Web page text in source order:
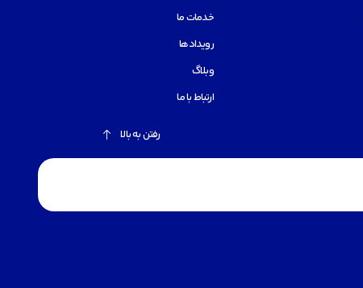
خدمات ما
رویدادها
وبلاگ
ارتباط با ما
رفتن به بالا